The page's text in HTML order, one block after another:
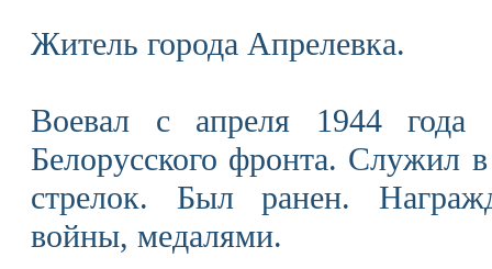
Житель города Апрелевка.
Воевал с апреля 1944
Белорусского фронта. Служил
стрелок. Был ранен.
войны, медалями.